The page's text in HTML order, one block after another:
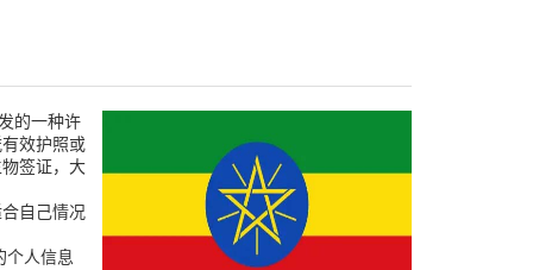
的一种许
效护照或
签证，大
自己情况
人信息